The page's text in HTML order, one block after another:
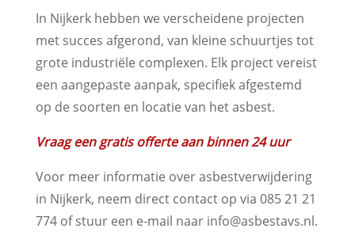
In Nijkerk hebben we verscheidene projecten
met succes afgerond, van kleine schuurtjes tot
grote industriële complexen. Elk project vereist
een aangepaste aanpak, specifiek afgestemd
op de soorten en locatie van het asbest.
Vraag een gratis offerte aan binnen 24 uur
Voor meer informatie over asbestverwijdering
in Nijkerk, neem direct contact op via 085 21 21
774 of stuur een e-mail naar info@asbestavs.nl.